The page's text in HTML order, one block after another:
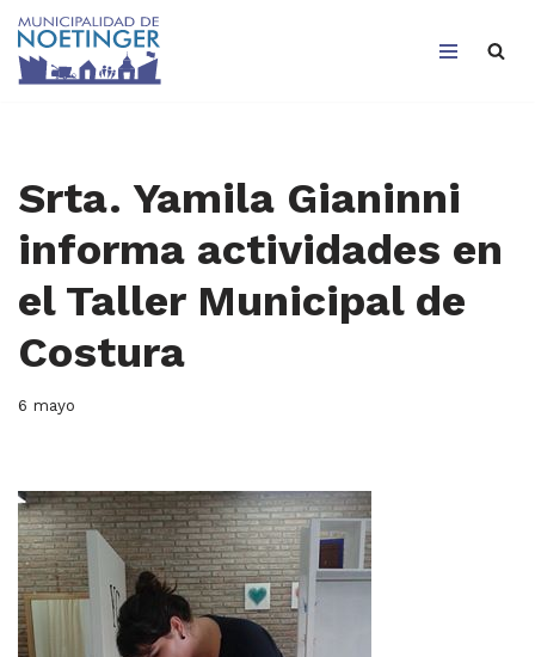
Saltar
Srta. Yamila Gianinni
informa actividades en
el Taller Municipal de
Costura
6 mayo